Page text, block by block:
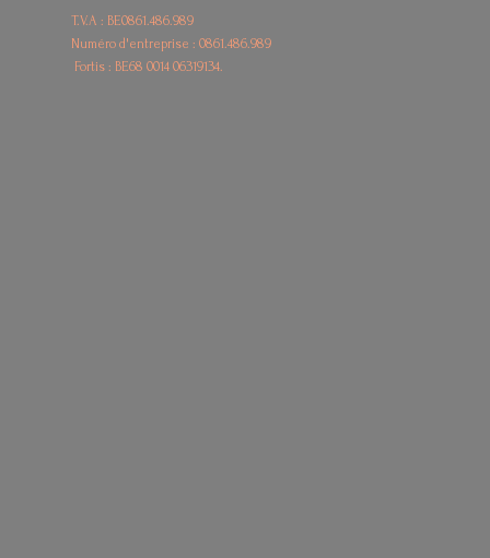
T.V.A : BE0861.486.989
Numéro d'entreprise : 0861.486.989
Fortis : BE680014 06319134.